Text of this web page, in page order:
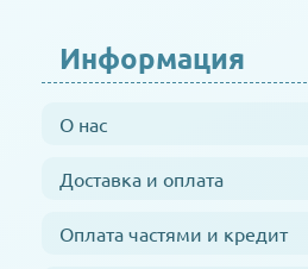
Информация
О нас
Доставка и оплата
Оплата частями и кредит